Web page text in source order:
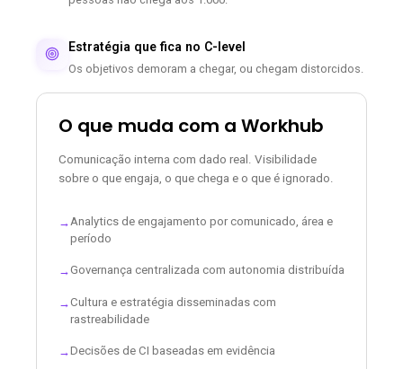
Estratégia que fica no C-level
Os objetivos demoram a chegar, ou chegam distorcidos.
O que muda com a Workhub
Comunicação interna com dado real. Visibilidade
sobre o que engaja, o que chega e o que é ignorado.
→Analytics de engajamento por comunicado, área e
período
→Governança centralizada com autonomia distribuída
→Cultura e estratégia disseminadas com
rastreabilidade
→Decisões de CI baseadas em evidência